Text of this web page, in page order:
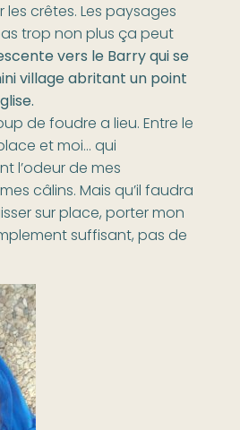
crêtes. Les paysages
trop non plus ça peut
vers le Barry qui se
village abritant un point
de foudre a lieu. Entre le
et moi… qui
l’odeur de mes
câlins. Mais qu’il faudra
sur place, porter mon
suffisant, pas de